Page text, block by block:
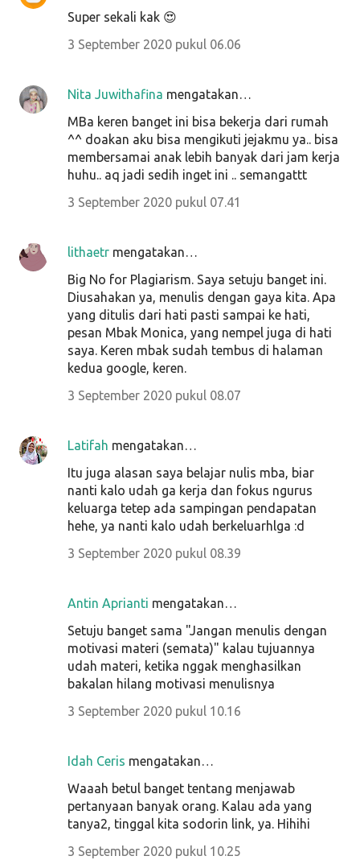
Super sekali kak 😍
3 September 2020 pukul 06.06
Nita Juwithafina mengatakan…
MBa keren banget ini bisa bekerja dari rumah
^^ doakan aku bisa mengikuti jejakmu ya.. bisa
membersamai anak lebih banyak dari jam kerja
huhu.. aq jadi sedih inget ini .. semangattt
3 September 2020 pukul 07.41
lithaetr mengatakan…
Big No for Plagiarism. Saya setuju banget ini.
Diusahakan ya, menulis dengan gaya kita. Apa
yang ditulis dari hati pasti sampai ke hati,
pesan Mbak Monica, yang nempel juga di hati
saya. Keren mbak sudah tembus di halaman
kedua google, keren.
3 September 2020 pukul 08.07
Latifah mengatakan…
Itu juga alasan saya belajar nulis mba, biar
nanti kalo udah ga kerja dan fokus ngurus
keluarga tetep ada sampingan pendapatan
hehe, ya nanti kalo udah berkeluarhlga :d
3 September 2020 pukul 08.39
Antin Aprianti mengatakan…
Setuju banget sama "Jangan menulis dengan
motivasi materi (semata)" kalau tujuannya
udah materi, ketika nggak menghasilkan
bakalan hilang motivasi menulisnya
3 September 2020 pukul 10.16
Idah Ceris mengatakan…
Waaah betul banget tentang menjawab
pertanyaan banyak orang. Kalau ada yang
tanya2, tinggal kita sodorin link, ya. Hihihi
3 September 2020 pukul 10.25